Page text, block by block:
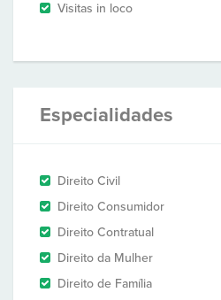
Visitas in loco
Especialidades
Direito Civil
Direito Consumidor
Direito Contratual
Direito da Mulher
Direito de Família